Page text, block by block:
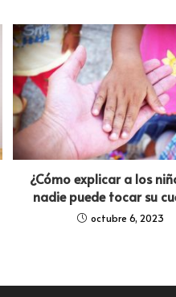
¿Cómo explicar a los
nadie puede tocar su
octubre 6, 2023